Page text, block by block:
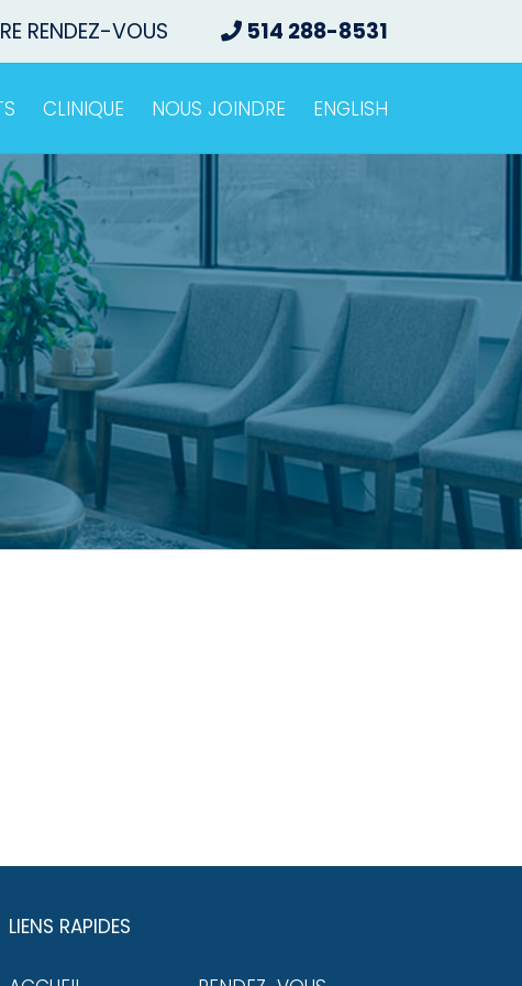
RENDEZ-VOUS 514 288-8531
CLINIQUE NOUS JOINDRE ENGLISH
LIENS RAPIDES